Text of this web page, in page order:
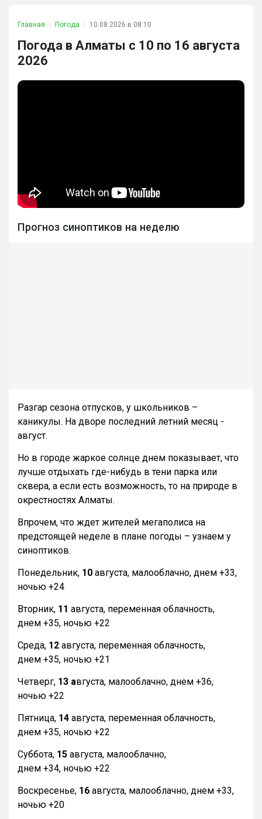
Главная Погода 10.08.2026 в 08:10
Погода в Алматы с 10 по 16 августа
2026
Прогноз синоптиков на неделю
Разгар сезона отпусков, у школьников –
каникулы. На дворе последний летний месяц -
август.
Но в городе жаркое солнце днем показывает, что
лучше отдыхать где-нибудь в тени парка или
сквера, а если есть возможность, то на природе в
окрестностях Алматы.
Впрочем, что ждет жителей мегаполиса на
предстоящей неделе в плане погоды – узнаем у
синоптиков.
Понедельник, 10 августа, малооблачно, днем +33,
ночью +24
Вторник, 11 августа, переменная облачность,
днем +35, ночью +22
Среда, 12 августа, переменная облачность,
днем +35, ночью +21
Четверг, 13 августа, малооблачно, днем +36,
ночью +22
Пятница, 14 августа, переменная облачность,
днем +35, ночью +22
Суббота, 15 августа, малооблачно,
днем +34, ночью +22
Воскресенье, 16 августа, малооблачно, днем +33,
ночью +20